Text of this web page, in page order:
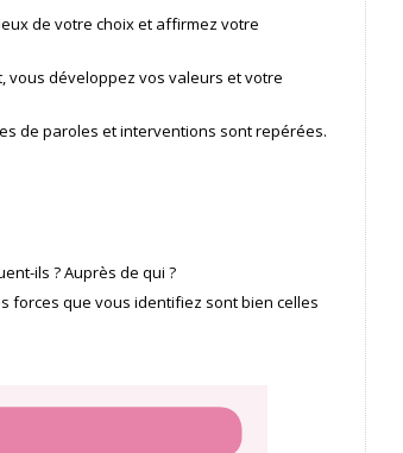
de votre choix et affirmez votre
vous développez vos valeurs et votre
de paroles et interventions sont repérées.
ils ? Auprès de qui ?
forces que vous identifiez sont bien celles